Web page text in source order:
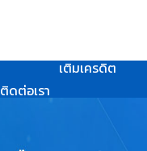
เติมเครดิต
ติดต่อเรา